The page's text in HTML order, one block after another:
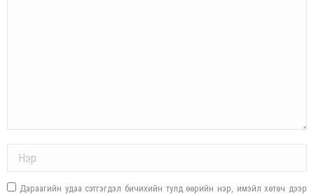
Дараагийн удаа сэтгэгдэл бичихийн тулд өөрийн нэр, имэйл хөтөч дээр